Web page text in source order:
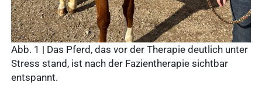
Abb. 1 | Das Pferd, das vor der Therapie deutlich unter
Stress stand, ist nach der Fazientherapie sichtbar
entspannt.